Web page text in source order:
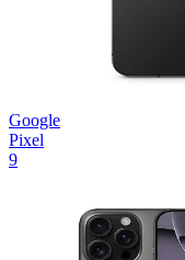
Google
Pixel
9